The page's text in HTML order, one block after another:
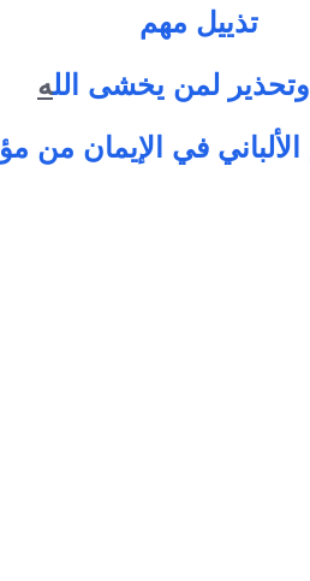
تذييل مهم
وتحذير لمن يخشى الله
الألباني في الإيمان من مؤ